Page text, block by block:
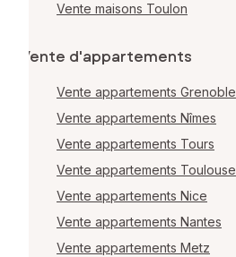
Vente maisons Toulon
Vente d'appartements
Vente appartements Grenoble
Vente appartements Nîmes
Vente appartements Tours
Vente appartements Toulouse
Vente appartements Nice
Vente appartements Nantes
Vente appartements Metz